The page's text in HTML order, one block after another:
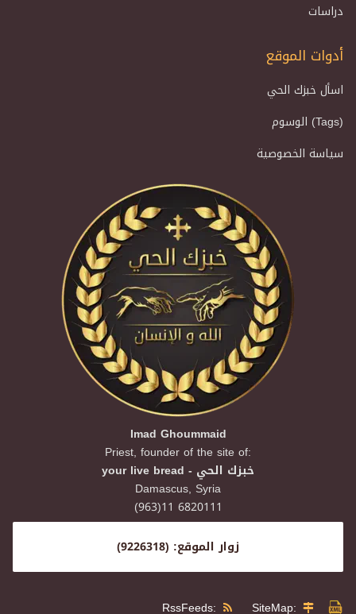
دراسات
أدوات الموقع
اسأل خبزك الحي
الوسوم (Tags)
سياسة الخصوصية
Imad Ghoummaid
Priest, founder of the site of:
your live bread - خبزك الحي
Damascus, Syria
(963)11 6820111
زوار الموقع: (9226318)
SiteMap:
RssFeeds: